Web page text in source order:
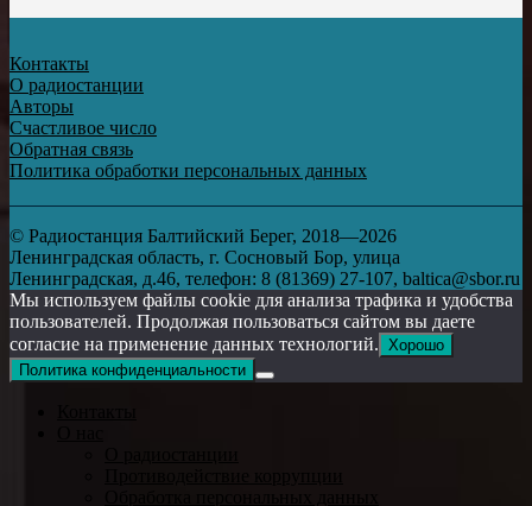
Контакты
О радиостанции
Авторы
Счастливое число
Обратная связь
Политика обработки персональных данных
© Радиостанция Балтийский Берег, 2018—2026
Ленинградская область, г. Сосновый Бор, улица
Ленинградская, д.46, телефон: 8 (81369) 27-107, baltica@sbor.ru
Мы используем файлы cookie для анализа трафика и удобства
пользователей. Продолжая пользоваться сайтом вы даете
согласие на применение данных технологий. Хорошо
Политика конфиденциальности